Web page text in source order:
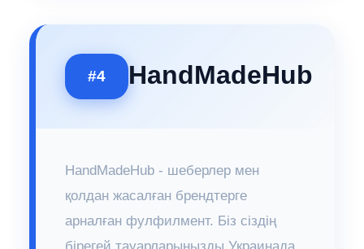
#4 HandMadeHub
HandMadeHub - шеберлер мен
қолдан жасалған брендтерге
арналған фулфилмент. Біз сіздің
бірегей тауарларыңызды Украинада